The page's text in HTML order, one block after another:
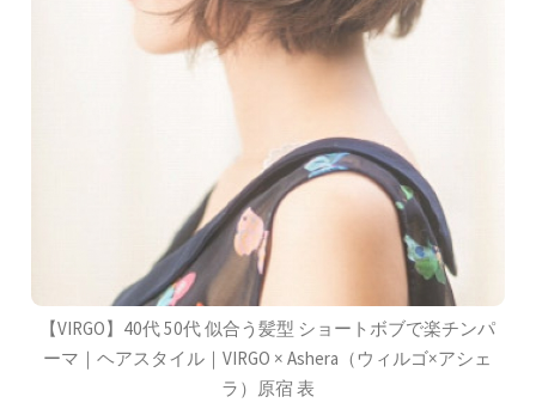
【VIRGO】40代 50代 似合う髪型 ショートボブで楽チンパ
ーマ｜ヘアスタイル｜VIRGO × Ashera（ウィルゴ×アシェ
ラ）原宿 表